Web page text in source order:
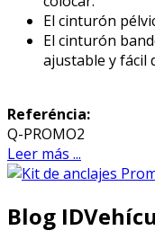
El cinturón
El cinturón
ajustable y fácil
Referéncia:
Q-PROMO2
Leer más ...
Blog